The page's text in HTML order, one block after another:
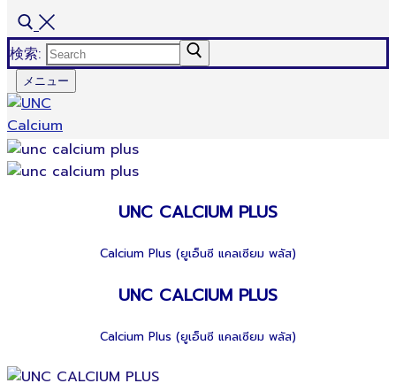
検索:
メニュー
UNC CALCIUM PLUS
Calcium Plus (ยูเอ็นซี แคลเซียม พลัส)
UNC CALCIUM PLUS
Calcium Plus (ยูเอ็นซี แคลเซียม พลัส)